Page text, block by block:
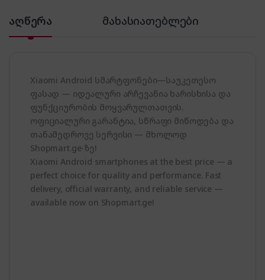
აღწერა მახასიათებლები
Xiaomi Android სმარტფონები—საუკეთესო
ფასად — იდეალური არჩევანია ხარისხისა და
ფუნქციურობის მოყვარულთათვის.
ოფიციალური გარანტია, სწრაფი მიწოდება და
თანამედროვე სერვისი — მხოლოდ
Shopmart.ge-ზე!
Xiaomi Android smartphones at the best price — a
perfect choice for quality and performance. Fast
delivery, official warranty, and reliable service —
available now on Shopmart.ge!